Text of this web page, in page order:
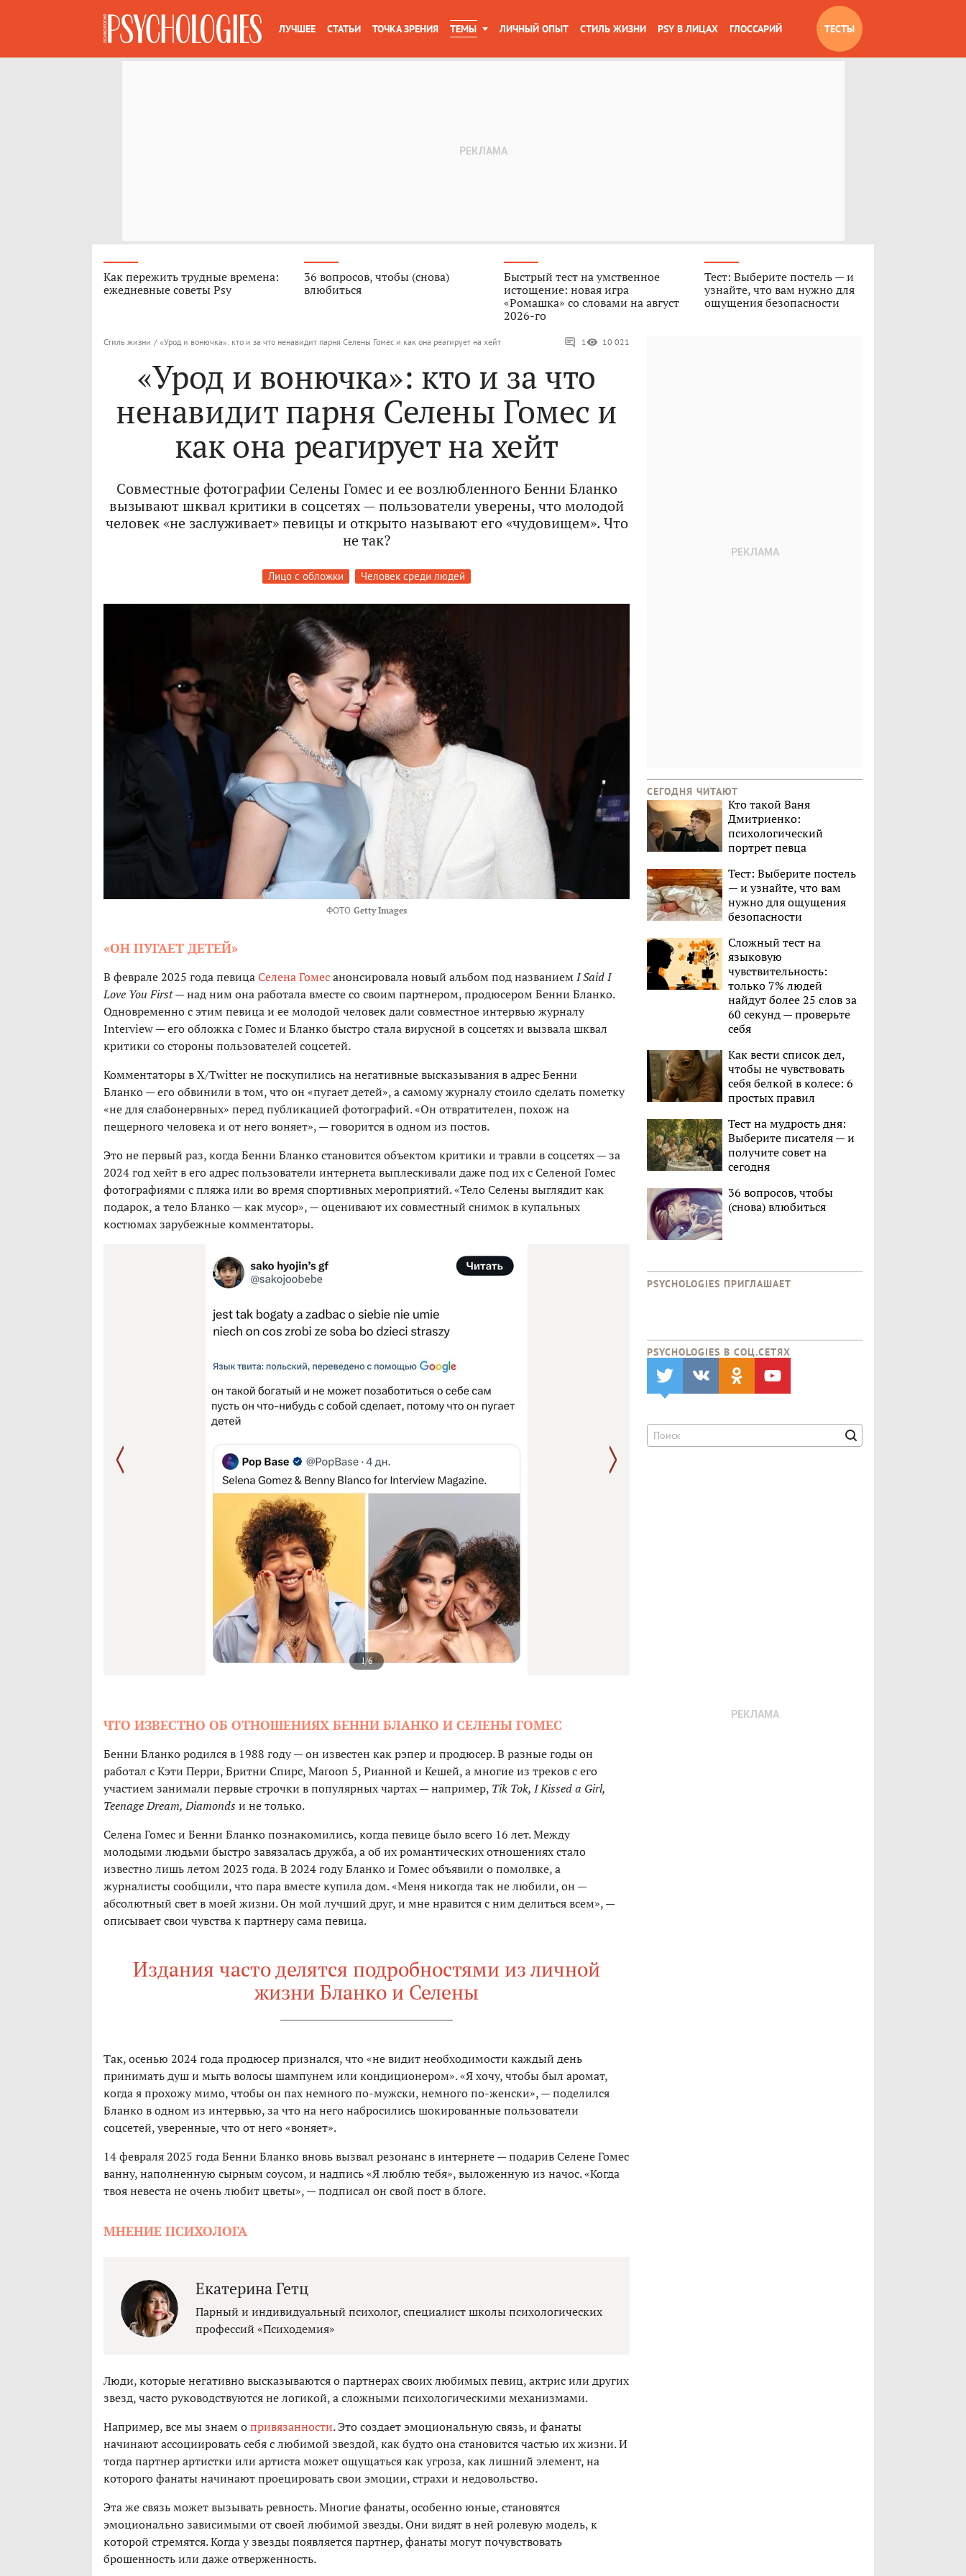
ЛУЧШЕЕ СТАТЬИ ТОЧКА ЗРЕНИЯ ТЕМЫ ЛИЧНЫЙ ОПЫТ СТИЛЬ ЖИЗНИ PSY В ЛИЦАХ ГЛОССАРИЙ ТЕСТЫ
Как пережить трудные времена:
ежедневные советы Psy
36 вопросов, чтобы (снова)
влюбиться
Быстрый тест на умственное
истощение: новая игра
«Ромашка» со словами на август
2026-го
Тест: Выберите постель — и
узнайте, что вам нужно для
ощущения безопасности
Стиль жизни / «Урод и вонючка»: кто и за что ненавидит парня Селены Гомес и как она реагирует на хейт 1 10 021
«Урод и вонючка»: кто и за что
ненавидит парня Селены Гомес и
как она реагирует на хейт
Совместные фотографии Селены Гомес и ее возлюбленного Бенни Бланко
вызывают шквал критики в соцсетях — пользователи уверены, что молодой
человек «не заслуживает» певицы и открыто называют его «чудовищем». Что
не так?
Лицо с обложки Человек среди людей
ФОТО Getty Images
«ОН ПУГАЕТ ДЕТЕЙ»
В феврале 2025 года певицаСелена Гомесанонсировала новый альбом под названиемI Said I
Love You First— над ним она работала вместе со своим партнером, продюсером Бенни Бланко.
Одновременно с этим певица и ее молодой человек дали совместное интервью журналу
Interview — его обложка с Гомес и Бланко быстро стала вирусной в соцсетях и вызвала шквал
критики со стороны пользователей соцсетей.
Комментаторы в X/Twitter не поскупились на негативные высказывания в адрес Бенни
Бланко — его обвинили в том, что он «пугает детей», а самому журналу стоило сделать пометку
«не для слабонервных» перед публикацией фотографий. «Он отвратителен, похож на
пещерного человека и от него воняет», — говорится в одном из постов.
Это не первый раз, когда Бенни Бланко становится объектом критики и травли в соцсетях — за
2024 год хейт в его адрес пользователи интернета выплескивали даже под их с Селеной Гомес
фотографиями с пляжа или во время спортивных мероприятий. «Тело Селены выглядит как
подарок, а тело Бланко — как мусор», — оценивают их совместный снимок в купальных
костюмах зарубежные комментаторы.
1/6
ЧТО ИЗВЕСТНО ОБ ОТНОШЕНИЯХ БЕННИ БЛАНКО И СЕЛЕНЫ ГОМЕС
Бенни Бланко родился в 1988 году — он известен как рэпер и продюсер. В разные годы он
работал с Кэти Перри, Бритни Спирс, Maroon 5, Рианной и Кешей, а многие из треков с его
участием занимали первые строчки в популярных чартах — например, Tik Tok, I Kissed a Girl,
Teenage Dream, Diamonds и не только.
Селена Гомес и Бенни Бланко познакомились, когда певице было всего 16 лет. Между
молодыми людьми быстро завязалась дружба, а об их романтических отношениях стало
известно лишь летом 2023 года. В 2024 году Бланко и Гомес объявили о помолвке, а
журналисты сообщили, что пара вместе купила дом. «Меня никогда так не любили, он —
абсолютный свет в моей жизни. Он мой лучший друг, и мне нравится с ним делиться всем», —
описывает свои чувства к партнеру сама певица.
Издания часто делятся подробностями из личной
жизни Бланко и Селены
Так, осенью 2024 года продюсер признался, что «не видит необходимости каждый день
принимать душ и мыть волосы шампунем или кондиционером». «Я хочу, чтобы был аромат,
когда я прохожу мимо, чтобы он пах немного по-мужски, немного по-женски», — поделился
Бланко в одном из интервью, за что на него набросились шокированные пользователи
соцсетей, уверенные, что от него «воняет».
14 февраля 2025 года Бенни Бланко вновь вызвал резонанс в интернете — подарив Селене Гомес
ванну, наполненную сырным соусом, и надпись «Я люблю тебя», выложенную из начос. «Когда
твоя невеста не очень любит цветы», — подписал он свой пост в блоге.
МНЕНИЕ ПСИХОЛОГА
Екатерина Гетц
Парный и индивидуальный психолог, специалист школы психологических
профессий «Психодемия»
Люди, которые негативно высказываются о партнерах своих любимых певиц, актрис или других
звезд, часто руководствуются не логикой, а сложными психологическими механизмами.
Например, все мы знаем опривязанности. Это создает эмоциональную связь, и фанаты
начинают ассоциировать себя с любимой звездой, как будто она становится частью их жизни. И
тогда партнер артистки или артиста может ощущаться как угроза, как лишний элемент, на
которого фанаты начинают проецировать свои эмоции, страхи и недовольство.
Эта же связь может вызывать ревность. Многие фанаты, особенно юные, становятся
эмоционально зависимыми от своей любимой звезды. Они видят в ней ролевую модель, к
которой стремятся. Когда у звезды появляется партнер, фанаты могут почувствовать
брошенность или даже отверженность.
СЕГОДНЯ ЧИТАЮТ
Кто такой Ваня
Дмитриенко:
психологический
портрет певца
Тест: Выберите постель
— и узнайте, что вам
нужно для ощущения
безопасности
Сложный тест на
языковую
чувствительность:
только 7% людей
найдут более 25 слов за
60 секунд — проверьте
себя
Как вести список дел,
чтобы не чувствовать
себя белкой в колесе: 6
простых правил
Тест на мудрость дня:
Выберите писателя — и
получите совет на
сегодня
36 вопросов, чтобы
(снова) влюбиться
PSYCHOLOGIES ПРИГЛАШАЕТ
PSYCHOLOGIES В CОЦ.СЕТЯХ